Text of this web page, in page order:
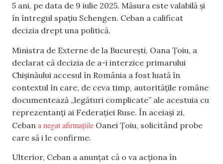
5 ani, pe data de 9 iulie 2025. Măsura este valabilă și
în întregul spațiu Schengen. Ceban a calificat
decizia drept una politică.
Ministra de Externe de la București, Oana Țoiu, a
declarat că decizia de a-i interzice primarului
Chișinăului accesul în România a fost luată în
contextul în care, de ceva timp, autoritățile române
documentează „legături complicate” ale acestuia cu
reprezentanți ai Federației Ruse. În aceiași zi,
Ceban a negat afirmațiile Oanei Țoiu, solicitând probe
care să i le confirme.
Ulterior, Ceban a anunțat că o va acționa în